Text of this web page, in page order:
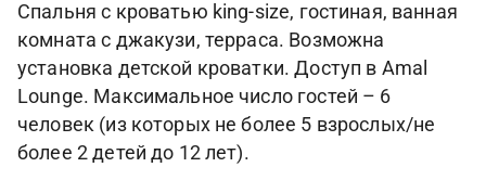
Спальня с кроватью king-size, гостиная, ванная
комната с джакузи, терраса. Возможна
установка детской кроватки. Доступ в Amal
Lounge. Максимальное число гостей – 6
человек (из которых не более 5 взрослых/не
более 2 детей до 12 лет).